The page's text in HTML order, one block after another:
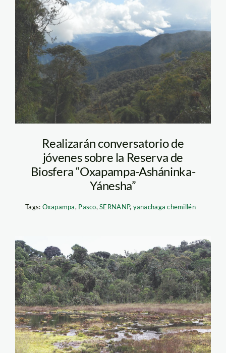
yanachaga chemillén
Realizarán conversatorio de
jóvenes sobre la Reserva de
Biosfera “Oxapampa-Asháninka-
Yánesha”
Tags: Oxapampa, Pasco,SERNANP, yanachaga chemillén
AC6A8801